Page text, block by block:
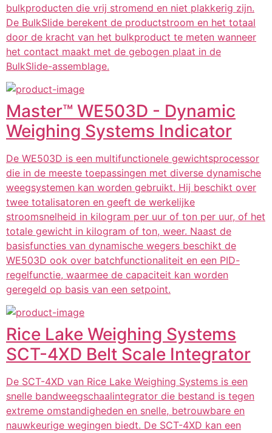
bulkproducten die vrij stromend en niet plakkerig zijn.
De BulkSlide berekent de productstroom en het totaal
door de kracht van het bulkproduct te meten wanneer
het contact maakt met de gebogen plaat in de
BulkSlide-assemblage.
Master™️ WE503D - Dynamic
Weighing Systems Indicator
De WE503D is een multifunctionele gewichtsprocessor
die in de meeste toepassingen met diverse dynamische
weegsystemen kan worden gebruikt. Hij beschikt over
twee totalisatoren en geeft de werkelijke
stroomsnelheid in kilogram per uur of ton per uur, of het
totale gewicht in kilogram of ton, weer. Naast de
basisfuncties van dynamische wegers beschikt de
WE503D ook over batchfunctionaliteit en een PID-
regelfunctie, waarmee de capaciteit kan worden
geregeld op basis van een setpoint.
Rice Lake Weighing Systems
SCT-4XD Belt Scale Integrator
De SCT-4XD van Rice Lake Weighing Systems is een
snelle bandweegschaalintegrator die bestand is tegen
extreme omstandigheden en snelle, betrouwbare en
nauwkeurige wegingen biedt. De SCT-4XD kan een